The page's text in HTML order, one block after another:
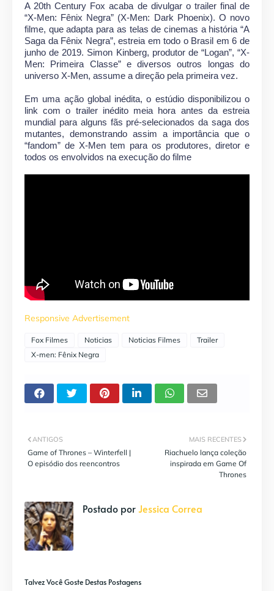
A 20th Century Fox acaba de divulgar o trailer final de
“X-Men: Fênix Negra” (X-Men: Dark Phoenix). O novo
filme, que adapta para as telas de cinemas a história “A
Saga da Fênix Negra”, estreia em todo o Brasil em 6 de
junho de 2019. Simon Kinberg, produtor de “Logan”, “X-
Men: Primeira Classe” e diversos outros longas do
universo X-Men, assume a direção pela primeira vez.
Em uma ação global inédita, o estúdio disponibilizou o
link com o trailer inédito meia hora antes da estreia
mundial para alguns fãs pré-selecionados da saga dos
mutantes, demonstrando assim a importância que o
“fandom” de X-Men tem para os produtores, diretor e
todos os envolvidos na execução do filme
Responsive Advertisement
Fox Filmes Noticias Noticias Filmes
Trailer
X-men: Fênix Negra
MAIS RECENTES
Riachuelo lança coleção
inspirada em Game Of
Thrones
ANTIGOS
Game of Thrones – Winterfell |
O episódio dos reencontros
Postado porJessica Correa
Talvez Você Goste Destas Postagens